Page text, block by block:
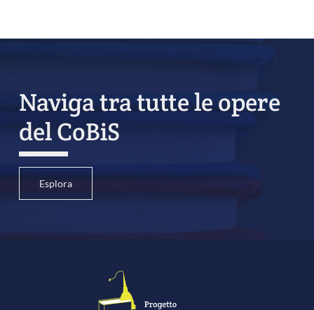
Naviga tra tutte le opere
del CoBiS
Esplora